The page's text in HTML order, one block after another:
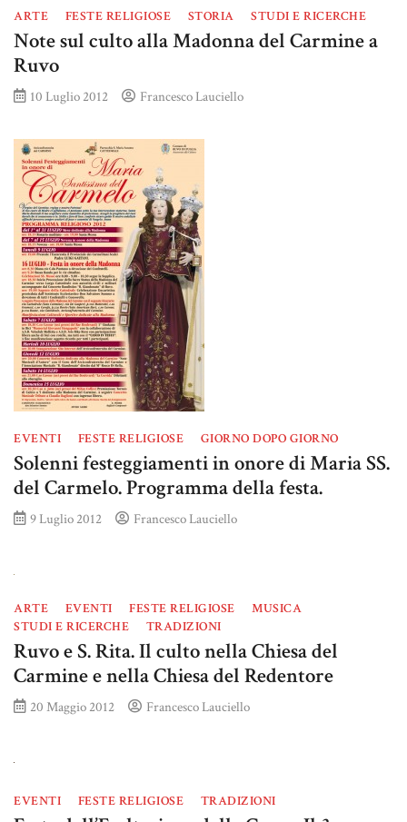
ARTE FESTE RELIGIOSE STORIA STUDI E RICERCHE
Note sul culto alla Madonna del Carmine a
Ruvo
10 Luglio 2012 Francesco Lauciello
EVENTI FESTE RELIGIOSE GIORNO DOPO GIORNO
Solenni festeggiamenti in onore di Maria SS.
del Carmelo. Programma della festa.
9 Luglio 2012 Francesco Lauciello
ARTE EVENTI FESTE RELIGIOSE
MUSICA
STUDI E RICERCHE
TRADIZIONI
Ruvo e S. Rita. Il culto nella Chiesa del
Carmine e nella Chiesa del Redentore
20 Maggio 2012 Francesco Lauciello
EVENTI FESTE RELIGIOSE TRADIZIONI